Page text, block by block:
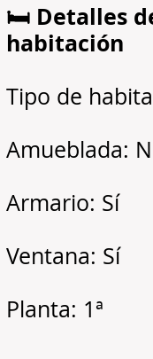
🛏️ Detalles
habitación
Tipo de
Amueblada:
Armario: Sí
Ventana: Sí
Planta: 1ª